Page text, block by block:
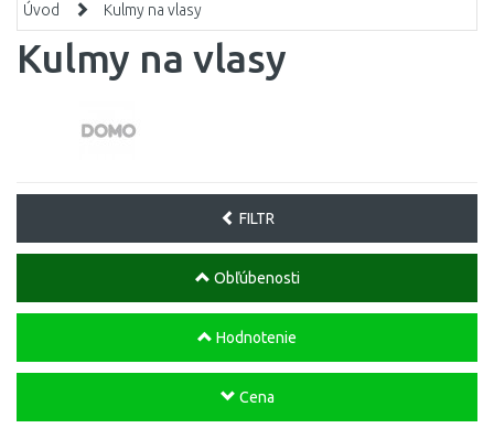
Úvod Kulmy na vlasy
Kulmy na vlasy
FILTR
Obľúbenosti
Hodnotenie
Cena